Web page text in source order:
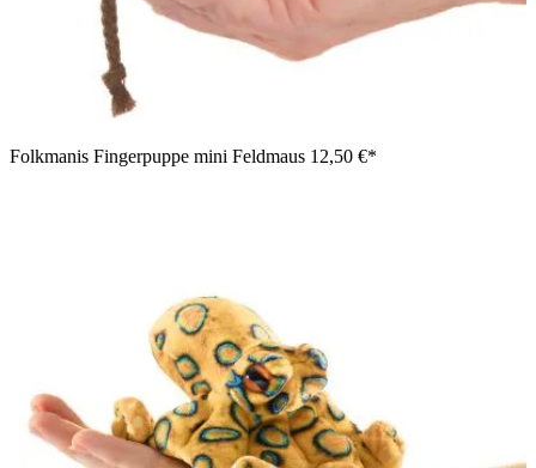
Folkmanis Fingerpuppe mini Feldmaus 12,50 €*